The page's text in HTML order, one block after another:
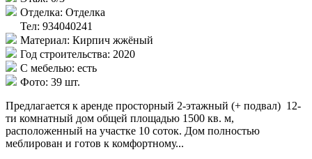
Отделка: Отделка
Тел: 934040241
Материал: Кирпич жжёный
Год строительства: 2020
С мебелью: есть
Фото: 39 шт.
Предлагается к аренде просторный 2-этажный (+ подвал) 12-
ти комнатный дом общей площадью 1500 кв. м,
расположенный на участке 10 соток. Дом полностью
меблирован и готов к комфортному...